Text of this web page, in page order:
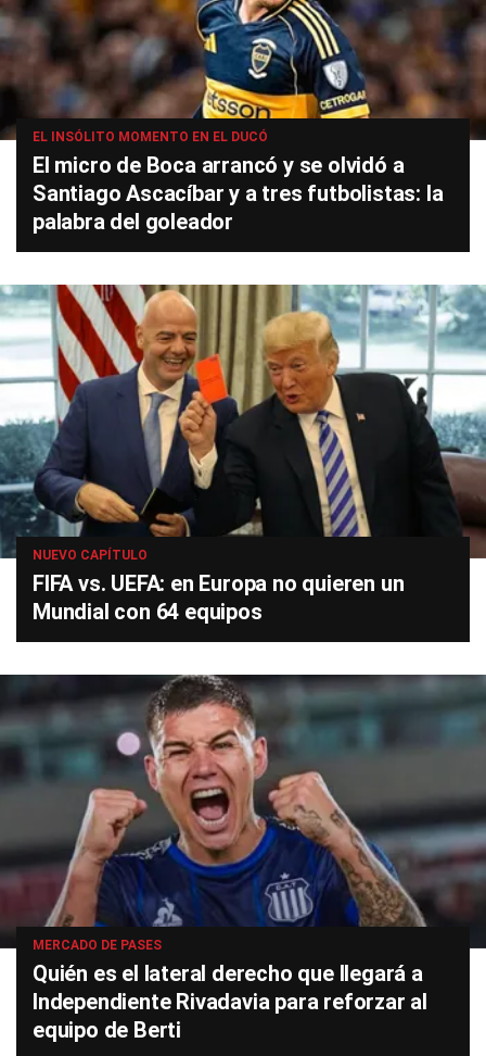
EL INSÓLITO MOMENTO EN EL DUCÓ
El micro de Boca arrancó y se olvidó a
Santiago Ascacíbar y a tres futbolistas: la
palabra del goleador
NUEVO CAPÍTULO
FIFA vs. UEFA: en Europa no quieren un
Mundial con 64 equipos
MERCADO DE PASES
Quién es el lateral derecho que llegará a
Independiente Rivadavia para reforzar al
equipo de Berti